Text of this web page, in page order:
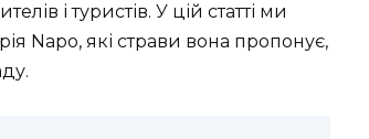
і туристів. У цій статті ми
Napo, які страви вона пропонує,